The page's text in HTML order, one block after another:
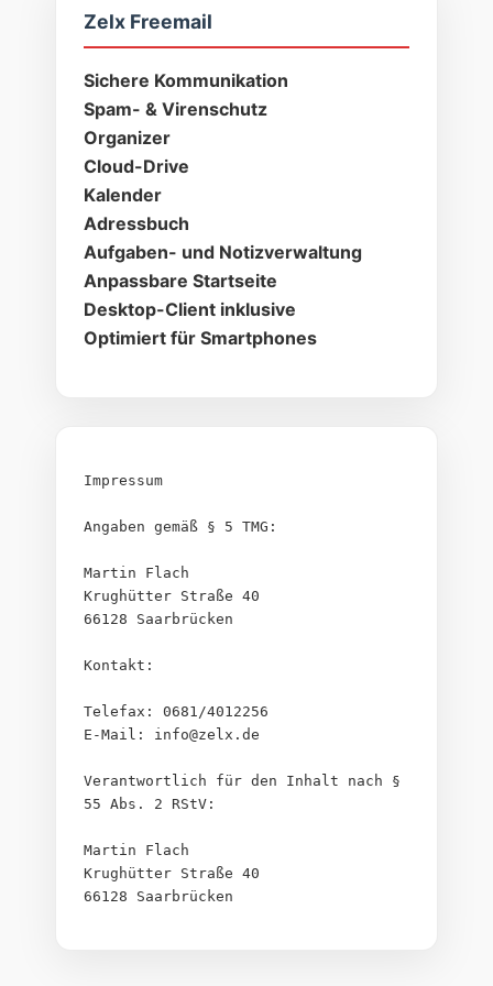
Zelx Freemail
Sichere Kommunikation
Spam- & Virenschutz
Organizer
Cloud-Drive
Kalender
Adressbuch
Aufgaben- und Notizverwaltung
Anpassbare Startseite
Desktop-Client inklusive
Optimiert für Smartphones
Impressum
Angaben gemäß § 5 TMG:
Martin Flach
Krughütter Straße 40
66128 Saarbrücken
Kontakt:
Telefax: 0681/4012256
E-Mail: info@zelx.de
Verantwortlich für den Inhalt nach §
55 Abs. 2 RStV:
Martin Flach
Krughütter Straße 40
66128 Saarbrücken